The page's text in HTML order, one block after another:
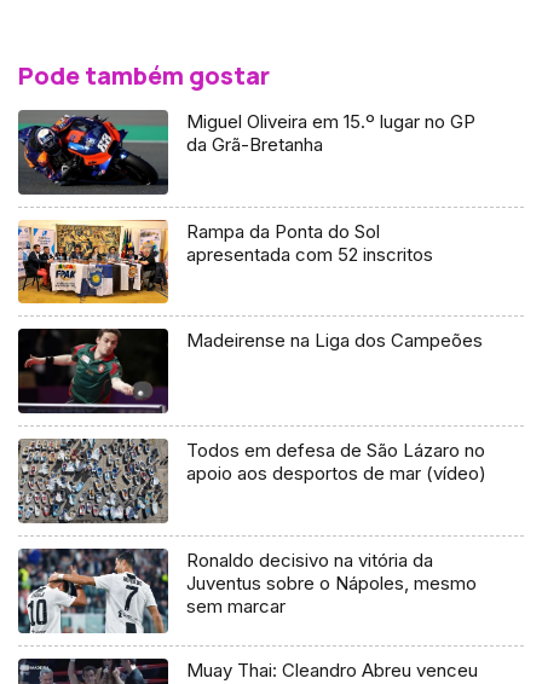
Pode também gostar
Miguel Oliveira em 15.º lugar no GP
da Grã-Bretanha
Rampa da Ponta do Sol
apresentada com 52 inscritos
Madeirense na Liga dos Campeões
Todos em defesa de São Lázaro no
apoio aos desportos de mar (vídeo)
Ronaldo decisivo na vitória da
Juventus sobre o Nápoles, mesmo
sem marcar
Muay Thai: Cleandro Abreu venceu